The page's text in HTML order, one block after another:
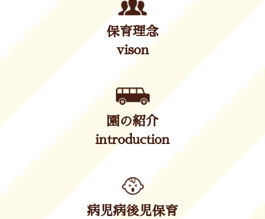
保育理念
vison
園の紹介
introduction
病児病後児保育